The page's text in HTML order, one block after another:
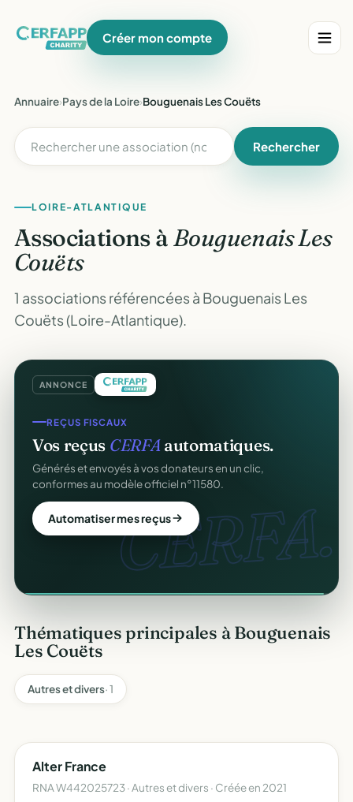
Créer mon compte
Annuaire›Pays de la Loire›Bouguenais Les Couëts
Rechercher
LOIRE-ATLANTIQUE
Associations àBouguenais Les
Couëts
1 associations référencées à Bouguenais Les
Couëts (Loire-Atlantique).
ANNONCE
CERFA.
REÇUS FISCAUX
Vos reçus CERFAautomatiques.
Générés et envoyés à vos donateurs en un clic,
conformes au modèle officiel n°11580.
Automatiser mes reçus
COLLECTE DE DONS
Collectez des donsen ligne.
Campagnes, paiement sécurisé, reçu fiscal instantané
pour chaque donateur. 100 % gratuit.
Lancer ma collecte
Thématiques principales à Bouguenais
Les Couëts
Autres et divers· 1
Alter France
RNA W442025723 · Autres et divers · Créée en 2021